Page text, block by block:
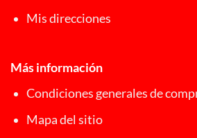
Mis direcciones
Más información
Condiciones generales de
Mapa del sitio